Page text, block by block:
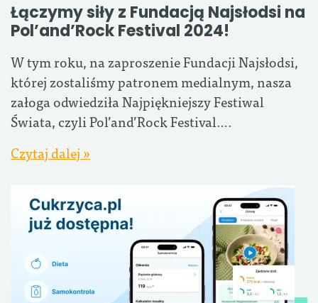
Łączymy siły z Fundacją Najsłodsi na
Pol’and’Rock Festival 2024!
W tym roku, na zaproszenie Fundacji Najsłodsi,
której zostaliśmy patronem medialnym, nasza
załoga odwiedziła Najpiękniejszy Festiwal
Świata, czyli Pol’and’Rock Festival….
Czytaj dalej »